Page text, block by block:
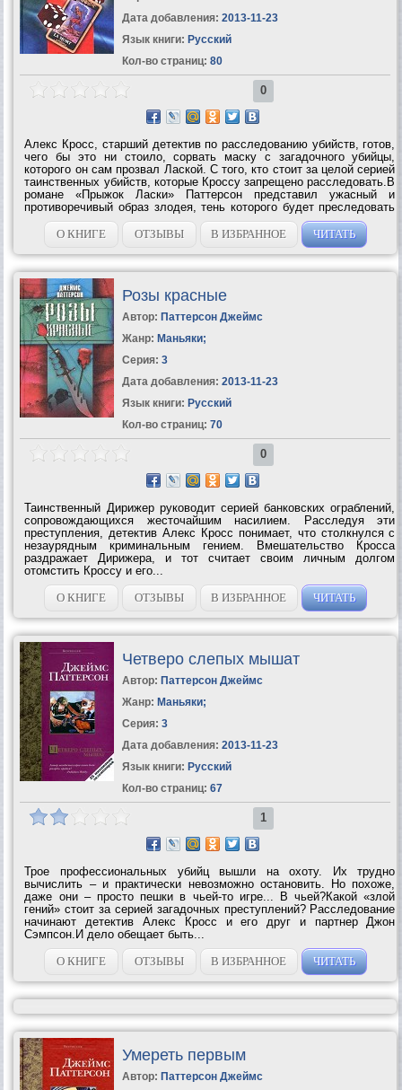
Дата добавления: 2013-11-23
Язык книги: Русский
Кол-во страниц: 80
0
Алекс Кросс, старший детектив по расследованию убийств, готов,
чего бы это ни стоило, сорвать маску с загадочного убийцы,
которого он сам прозвал Лаской. С того, кто стоит за целой серией
таинственных убийств, которые Кроссу запрещено расследовать.В
романе «Прыжок Ласки» Паттерсон представил ужасный и
противоречивый образ злодея, тень которого будет преследовать
читателя, как только в доме погаснет свет. Сюжет, усиленный
эмоци...О КНИГЕ ОТЗЫВЫ В ИЗБРАННОЕ ЧИТАТЬ
Розы красные
Автор: Паттерсон Джеймс
Жанр: Маньяки;
Серия: 3
Дата добавления: 2013-11-23
Язык книги: Русский
Кол-во страниц: 70
0
Таинственный Дирижер руководит серией банковских ограблений,
сопровождающихся жесточайшим насилием. Расследуя эти
преступления, детектив Алекс Кросс понимает, что столкнулся с
незаурядным криминальным гением. Вмешательство Кросса
раздражает Дирижера, и тот считает своим личным долгом
отомстить Кроссу и его...
О КНИГЕ
ОТЗЫВЫ В ИЗБРАННОЕ ЧИТАТЬ
Четверо слепых мышат
Автор: Паттерсон Джеймс
Жанр: Маньяки;
Серия: 3
Дата добавления: 2013-11-23
Язык книги: Русский
Кол-во страниц: 67
1
Трое профессиональных убийц вышли на охоту. Их трудно
вычислить – и практически невозможно остановить. Но похоже,
даже они – просто пешки в чьей-то игре... В чьей?Какой «злой
гений» стоит за серией загадочных преступлений? Расследование
начинают детектив Алекс Кросс и его друг и партнер Джон
Сэмпсон.И дело обещает быть...
О КНИГЕ
ОТЗЫВЫ В ИЗБРАННОЕ ЧИТАТЬ
Умереть первым
Автор: Паттерсон Джеймс